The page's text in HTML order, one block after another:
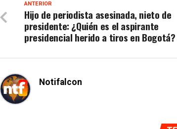
ANTERIOR
Hijo de periodista asesinada, nieto de
presidente: ¿Quién es el aspirante
presidencial herido a tiros en Bogotá?
Notifalcon